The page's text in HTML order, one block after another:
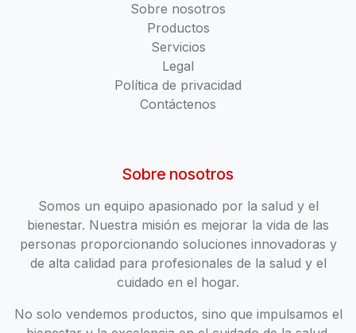
Sobre nosotros
Productos
Servicios
Legal
Política de privacidad
Contáctenos
Sobre nosotros
Somos un equipo apasionado por la salud y el
bienestar. Nuestra misión es mejorar la vida de las
personas proporcionando soluciones innovadoras y
de alta calidad para profesionales de la salud y el
cuidado en el hogar.
No solo vendemos productos, sino que impulsamos el